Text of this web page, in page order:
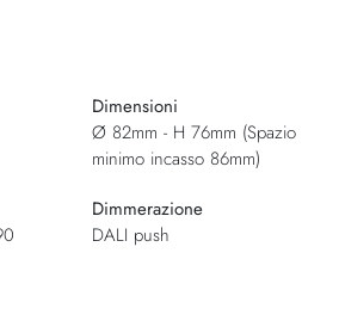
Dimensioni
Ø 82mm - H 76mm (Spazio
minimo incasso 86mm)
Dimmerazione
DALI push